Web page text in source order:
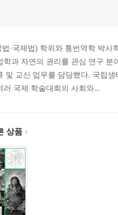
법·국제법) 학위와 통번역학 박
학과 자연의 권리를 관심 연구
및 교신 업무를 담당했다. 국립
러 국제 학술대회의 사회와...
상품